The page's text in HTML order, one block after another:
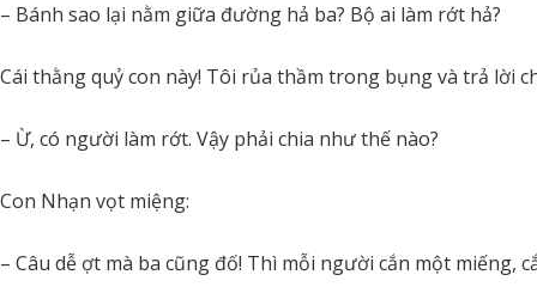
– Bánh sao lại nằm giữa đường hả ba? Bộ ai làm rớt hả?
Cái thằng quỷ con này! Tôi rủa thầm trong bụng và trả lời
– Ừ, có người làm rớt. Vậy phải chia như thế nào?
Con Nhạn vọt miệng:
– Câu dễ ợt mà ba cũng đố! Thì mỗi người cắn một miếng,